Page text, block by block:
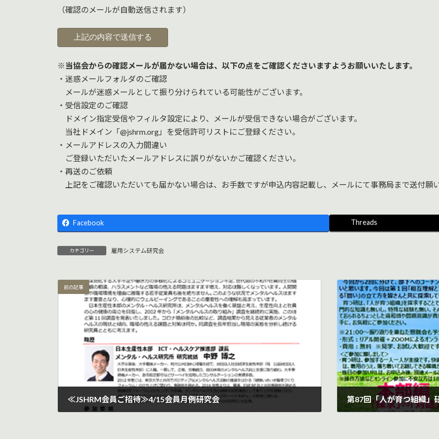
（確認のメールが自動送信されます）
※当協会からの確認メールが届かない場合は、以下の点をご確認くださいますようお願いいたします。
・迷惑メールフォルダのご確認
メールが迷惑メールとして振り分けられている可能性がございます。
・受信設定のご確認
ドメイン指定受信やフィルタ設定により、メールが受信できない場合がございます。
当社ドメイン「@jshrm.org」を受信許可リストにご登録ください。
・メールアドレスの入力間違い
ご登録いただいたメールアドレスに誤りがないかご確認ください。
・再送のご依頼
上記をご確認いただいても届かない場合は、お手数ですが申込内容記載し、メールにて事務局まで送付願
Facebook Threads
カテゴリー 雇用システム研究会
前の記事
≪JSHRM会員ご招待≫4/15会員月例研究会 第87回「人が育つ組織」